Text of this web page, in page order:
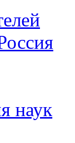
наук